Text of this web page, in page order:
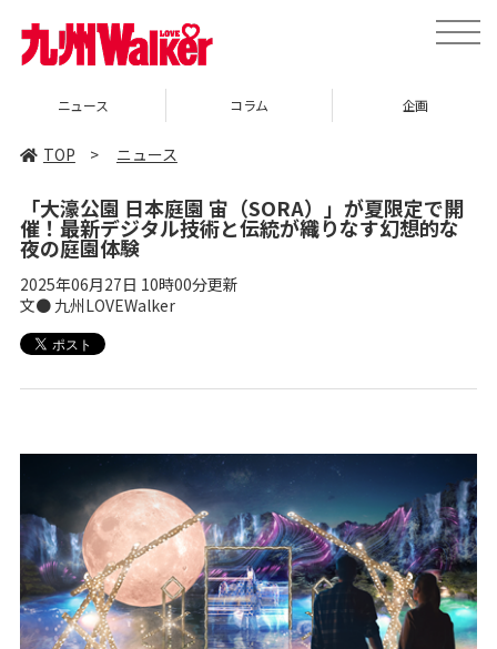
toggle
ニュース コラム 企画
TOP > ニュース
「大濠公園 日本庭園 宙（SORA）」が夏限定で開
催！最新デジタル技術と伝統が織りなす幻想的な
夜の庭園体験
2025年06月27日 10時00分更新
文● 九州LOVEWalker